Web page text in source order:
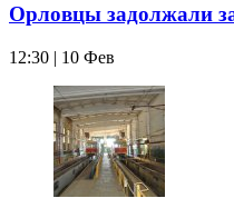
Орловцы задолжали
12:30 | 10 Фев